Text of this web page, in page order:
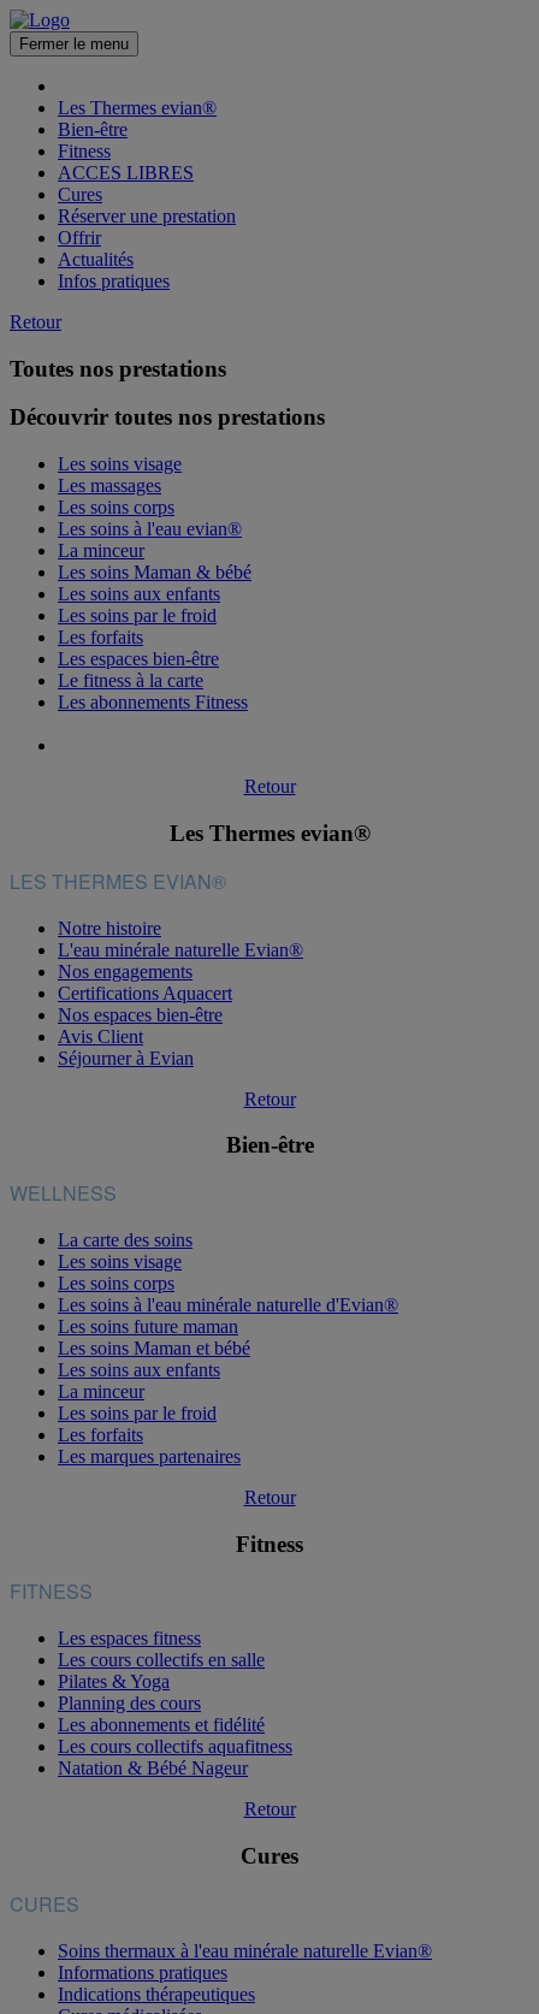
Fermer le menu
Les Thermes evian®
Bien-être
Fitness
ACCES LIBRES
Cures
Réserver une prestation
Offrir
Actualités
Infos pratiques
Retour
Toutes nos prestations
Découvrir toutes nos prestations
Les soins visage
Les massages
Les soins corps
Les soins à l'eau evian®
La minceur
Les soins Maman & bébé
Les soins aux enfants
Les soins par le froid
Les forfaits
Les espaces bien-être
Le fitness à la carte
Les abonnements Fitness
Retour
Les Thermes evian®
LES THERMES EVIAN®
Notre histoire
L'eau minérale naturelle Evian®
Nos engagements
Certifications Aquacert
Nos espaces bien-être
Avis Client
Séjourner à Evian
Retour
Bien-être
WELLNESS
La carte des soins
Les soins visage
Les soins corps
Les soins à l'eau minérale naturelle d'Evian®
Les soins future maman
Les soins Maman et bébé
Les soins aux enfants
La minceur
Les soins par le froid
Les forfaits
Les marques partenaires
Retour
Fitness
FITNESS
Les espaces fitness
Les cours collectifs en salle
Pilates & Yoga
Planning des cours
Les abonnements et fidélité
Les cours collectifs aquafitness
Natation & Bébé Nageur
Retour
Cures
CURES
Soins thermaux à l'eau minérale naturelle Evian®
Informations pratiques
Indications thérapeutiques